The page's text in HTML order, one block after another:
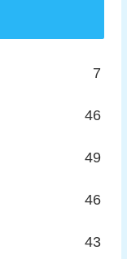
7
46
49
46
43